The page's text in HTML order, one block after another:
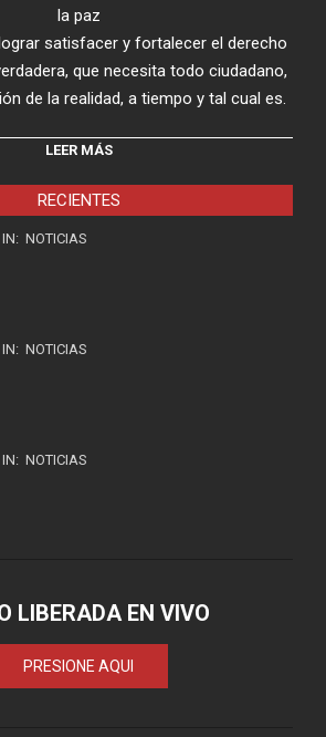
la paz
satisfacer y fortalecer el derecho
que necesita todo ciudadano,
de la realidad, a tiempo y tal cual es.
LEER MÁS
RECIENTES
IN: NOTICIAS
IN: NOTICIAS
IN: NOTICIAS
LIBERADA EN VIVO
PRESIONE AQUI